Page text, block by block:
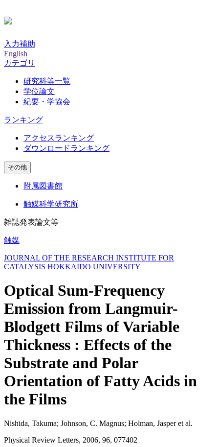
入力補助
English
カテゴリ
研究科等一覧
学位論文
紀要・学協会
ランキング
アクセスランキング
ダウンロードランキング
その他
附属図書館
触媒科学研究所
雑誌発表論文等
触媒
JOURNAL OF THE RESEARCH INSTITUTE FOR
CATALYSIS HOKKAIDO UNIVERSITY
Optical Sum-Frequency
Emission from Langmuir-
Blodgett Films of Variable
Thickness : Effects of the
Substrate and Polar
Orientation of Fatty Acids in
the Films
Nishida, Takuma; Johnson, C. Magnus; Holman, Jasper et al.
Physical Review Letters, 2006, 96, 077402